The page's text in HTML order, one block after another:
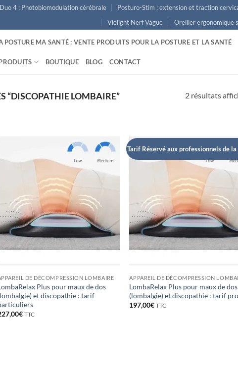
4 : Photobiomodulation cérébrale Posturo-Stim : extension et traction
Vielight Nerf Vague
Oreiller ergonomique
POSTURE MA SANTÉ : VENTE PRODUITS POUR LA POSTURE ET LA SANTÉ
BOUTIQUE BLOG CONTACT
“DISCOPATHIE LOMBAIRE” 2 résultats
DE DÉCOMPRESSION LOMBAIRE
Plus pour maux de dos
et discopathie : tarif
€ TTC
Tarif Réservé aux professionnels de la
APPAREIL DE DÉCOMPRESSION
LombaRelax Plus pour maux de dos
(lombalgie) et discopathie : tarif pro
197,00€ TTC